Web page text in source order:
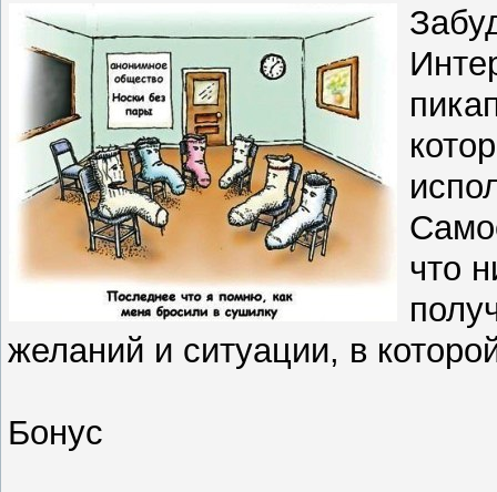
что
желаний и ситуации, в
Бонус